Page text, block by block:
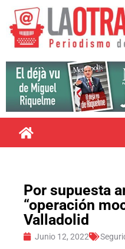
Por supuesta
“operación
Valladolid
Junio 12, 2022